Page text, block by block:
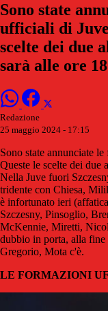
Sono state
ufficiali di
scelte dei due
sarà alle ore
Redazione
25 maggio 2024 - 17:15
Sono state annunciate
Queste le scelte dei due
Nella Juve fuori
tridente con Chiesa,
è infortunato ieri
Szczesny, Pinsoglio,
McKennie, Miretti,
dubbio in porta, alla
Gregorio, Mota c'è.
LE FORMAZIONI